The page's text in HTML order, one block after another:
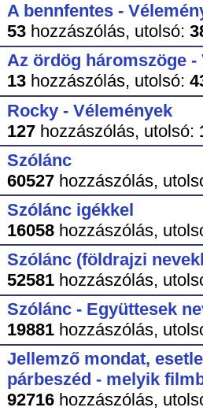
A bennfentes -
53hozzászólás, utolsó:
Az ördög háromszöge -
13hozzászólás, utolsó:
Rocky - Vélemények
127hozzászólás, utolsó:
Szólánc
60527hozzászólás,
Szólánc igékkel
16058hozzászólás,
Szólánc (földrajzi
52581hozzászólás,
Szólánc - Együttesek
19881hozzászólás,
Jellemző mondat,
párbeszéd - melyik
92716hozzászólás,